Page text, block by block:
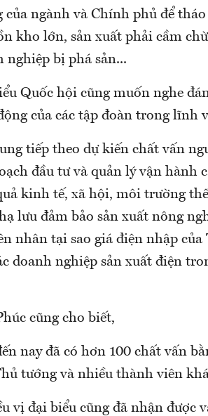
của ngành và Chính phủ để
kho lớn, sản xuất phải cầm
nghiệp bị phá sản...
Quốc hội cũng muốn nghe
của các tập đoàn trong lĩnh
tiếp theo dự kiến chất vấn
đầu tư và quản lý vận hành
kinh tế, xã hội, môi trường
lưu đảm bảo sản xuất nông
nhân tại sao giá điện nhập
doanh nghiệp sản xuất điện
cũng cho biết,
nay đã có hơn 100 chất vấn
tướng và nhiều thành viên
vị đại biểu cũng đã nhận được